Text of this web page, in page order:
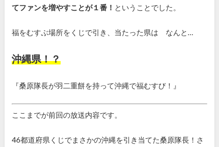
てファンを増やすことが１番！ ということでした。
福をむすぶ場所をくじで引き、当たった県は なんと…
沖縄県！？
『桑原隊長が羽二重餅を持って沖縄で福むすび！』
ここまでが前回の放送内容です。
46都道府県くじでまさかの沖縄を引き当てた桑原隊長！さ